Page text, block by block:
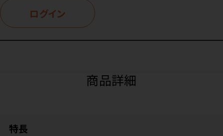
ログイン
商品詳細
特長